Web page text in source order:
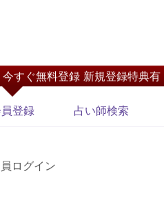
今すぐ無料登録 新規登録特典有
登録 占い師検索
ログイン